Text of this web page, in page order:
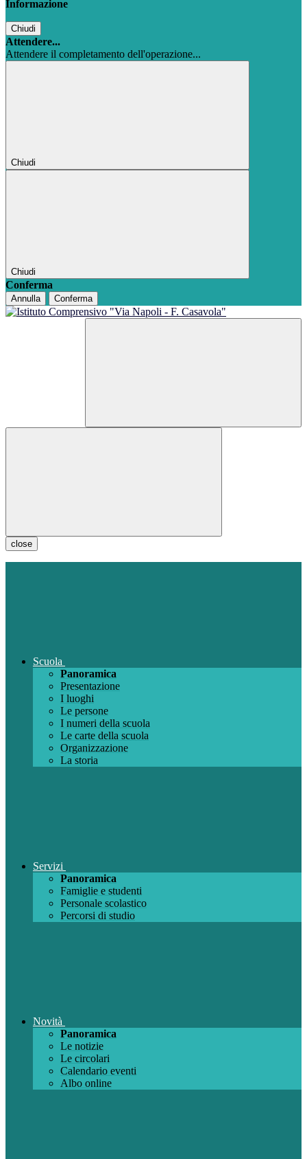
Informazione
Chiudi
Attendere...
Attendere il completamento dell'operazione...
Chiudi
Chiudi
Conferma
Annulla Conferma
close
Scuola
Panoramica
Presentazione
I luoghi
Le persone
I numeri della scuola
Le carte della scuola
Organizzazione
La storia
Servizi
Panoramica
Famiglie e studenti
Personale scolastico
Percorsi di studio
Novità
Panoramica
Le notizie
Le circolari
Calendario eventi
Albo online